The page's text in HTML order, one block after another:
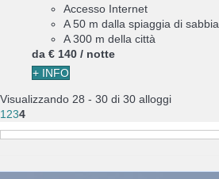
Accesso Internet
A 50 m dalla spiaggia di sabbia
A 300 m della città
da € 140 / notte
+ INFO
Visualizzando 28 - 30 di 30 alloggi
1 234